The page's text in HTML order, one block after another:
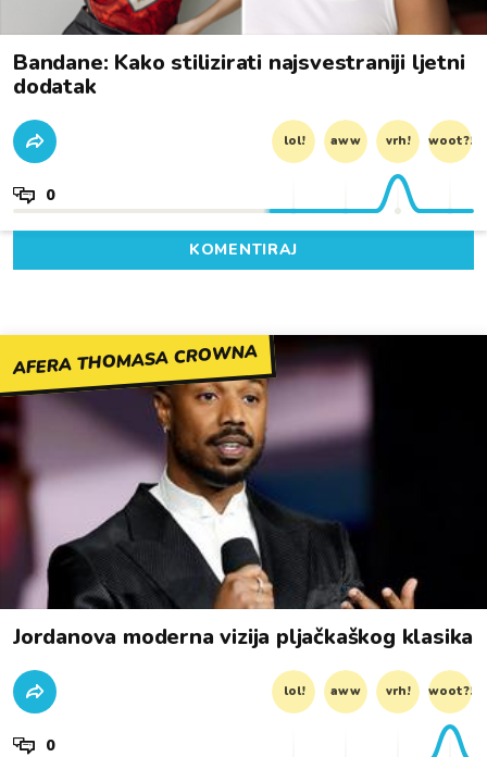
Bandane: Kako stilizirati najsvestraniji ljetni
dodatak
lol! aww vrh! woot?!
0
KOMENTIRAJ
AFERA THOMASA CROWNA
Jordanova moderna vizija pljačkaškog klasika
lol! aww vrh! woot?!
0